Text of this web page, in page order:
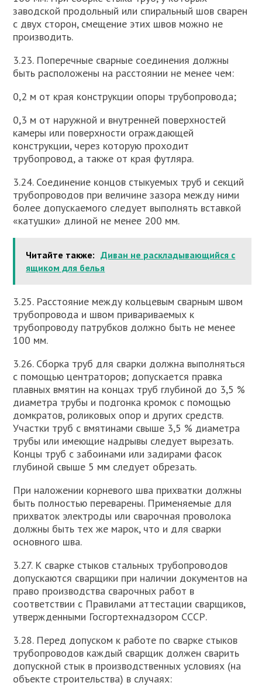
заводской продольный или спиральный шов сварен
с двух сторон, смещение этих швов можно не
производить.
3.23. Поперечные сварные соединения должны
быть расположены на расстоянии не менее чем:
0,2 м от края конструкции опоры трубопровода;
0,3 м от наружной и внутренней поверхностей
камеры или поверхности ограждающей
конструкции, через которую проходит
трубопровод, а также от края футляра.
3.24. Соединение концов стыкуемых труб и секций
трубопроводов при величине зазора между ними
более допускаемого следует выполнять вставкой
«катушки» длиной не менее 200 мм.
Читайте также: Диван не раскладывающийся с
ящиком для белья
3.25. Расстояние между кольцевым сварным швом
трубопровода и швом привариваемых к
трубопроводу патрубков должно быть не менее
100 мм.
3.26. Сборка труб для сварки должна выполняться
с помощью центраторов; допускается правка
плавных вмятин на концах труб глубиной до 3,5 %
диаметра трубы и подгонка кромок с помощью
домкратов, роликовых опор и других средств.
Участки труб с вмятинами свыше 3,5 % диаметра
трубы или имеющие надрывы следует вырезать.
Концы труб с забоинами или задирами фасок
глубиной свыше 5 мм следует обрезать.
При наложении корневого шва прихватки должны
быть полностью переварены. Применяемые для
прихваток электроды или сварочная проволока
должны быть тех же марок, что и для сварки
основного шва.
3.27. К сварке стыков стальных трубопроводов
допускаются сварщики при наличии документов на
право производства сварочных работ в
соответствии с Правилами аттестации сварщиков,
утвержденными Госгортехнадзором СССР.
3.28. Перед допуском к работе по сварке стыков
трубопроводов каждый сварщик должен сварить
допускной стык в производственных условиях (на
объекте строительства) в случаях: